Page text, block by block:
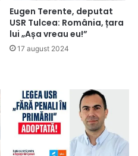
Eugen Terente, deputat
USR Tulcea: România, țara
lui „Așa vreau eu!”
17 august 2024